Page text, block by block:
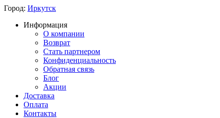
Город: Иркутск
Информация
О компании
Возврат
Стать партнером
Конфиденциальность
Обратная связь
Блог
Акции
Доставка
Оплата
Контакты